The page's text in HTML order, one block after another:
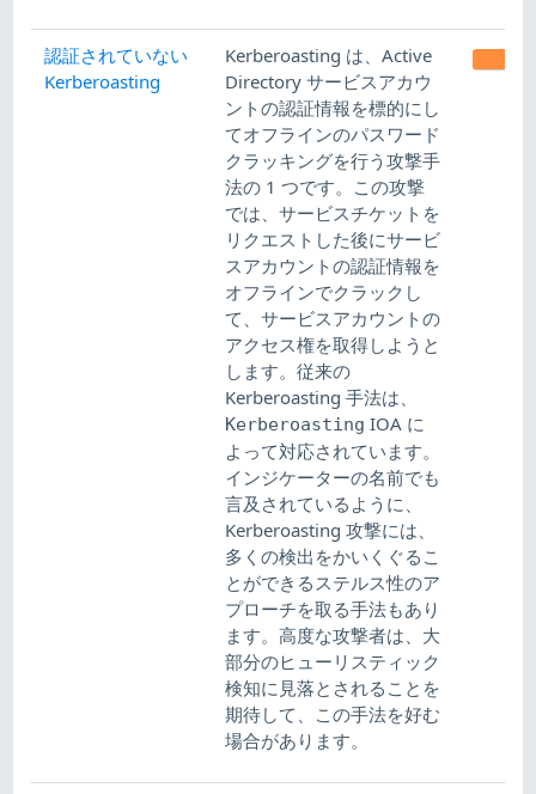
認証されていない
Kerberoasting
Kerberoasting は、Active
Directory サービスアカウ
ントの認証情報を標的にし
てオフラインのパスワード
クラッキングを行う攻撃手
法の 1 つです。この攻撃
では、サービスチケットを
リクエストした後にサービ
スアカウントの認証情報を
オフラインでクラックし
て、サービスアカウントの
アクセス権を取得しようと
します。従来の
Kerberoasting 手法は、
Kerberoasting IOA に
よって対応されています。
インジケーターの名前でも
言及されているように、
Kerberoasting 攻撃には、
多くの検出をかいくぐるこ
とができるステルス性のア
プローチを取る手法もあり
ます。高度な攻撃者は、大
部分のヒューリスティック
検知に見落とされることを
期待して、この手法を好む
場合があります。